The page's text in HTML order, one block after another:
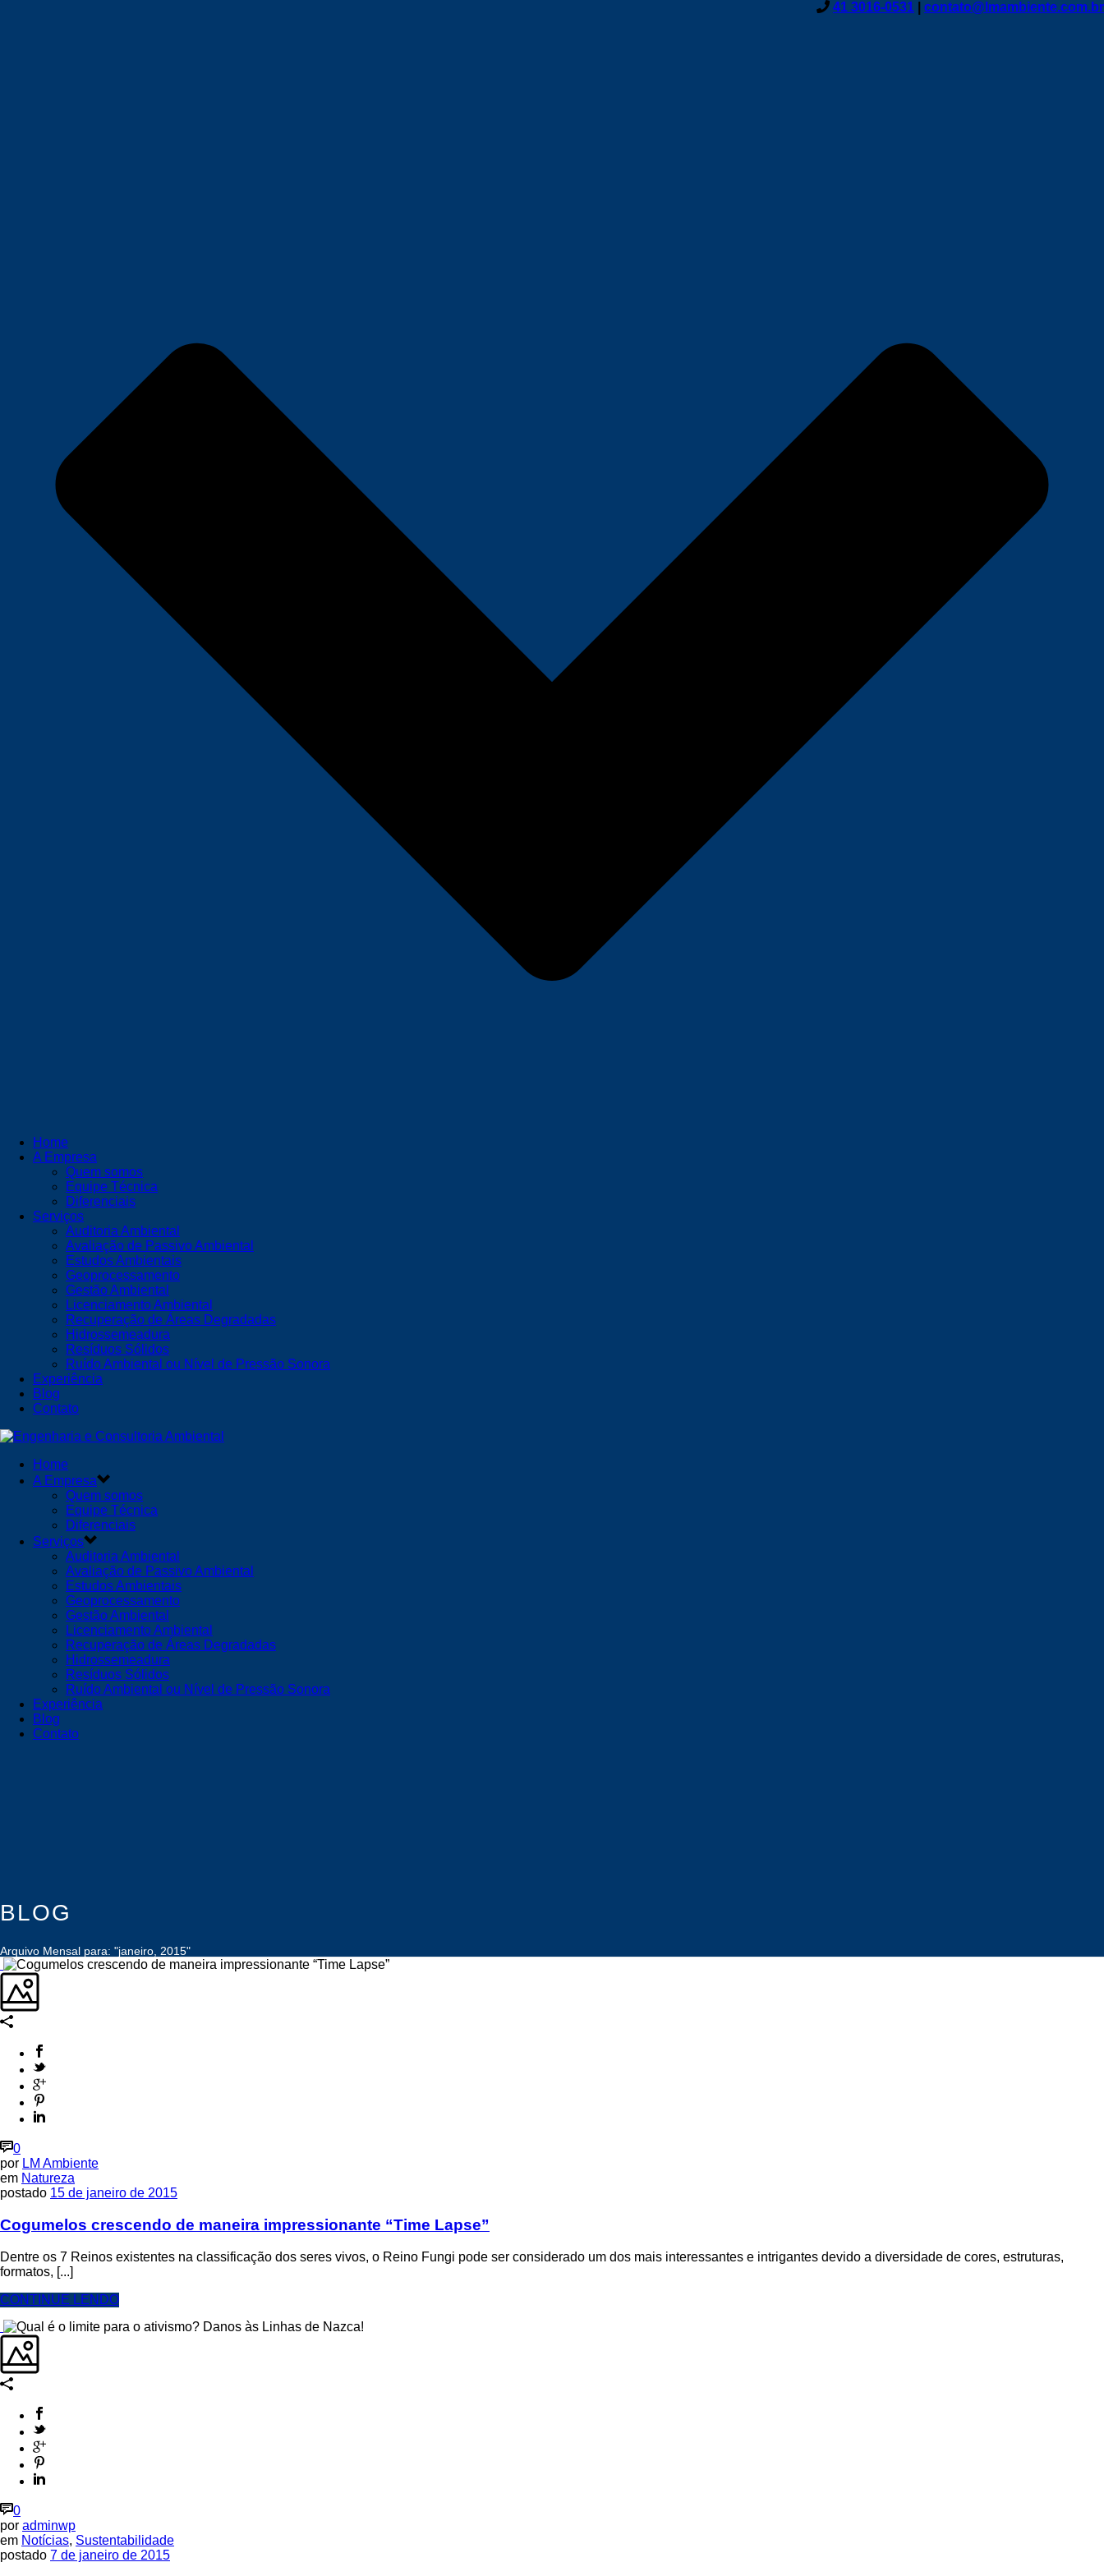
41 3016-0531 contato@lmambiente.com.br
Home
A Empresa
Quem somos
Equipe Técnica
Diferenciais
Serviços
Auditoria Ambiental
Avaliação de Passivo Ambiental
Estudos Ambientais
Geoprocessamento
Gestão Ambiental
Licenciamento Ambiental
Recuperação de Áreas Degradadas
Hidrossemeadura
Resíduos Sólidos
Ruído Ambiental ou Nível de Pressão Sonora
Experiência
Blog
Contato
Home
A Empresa
Quem somos
Equipe Técnica
Diferenciais
Serviços
Auditoria Ambiental
Avaliação de Passivo Ambiental
Estudos Ambientais
Geoprocessamento
Gestão Ambiental
Licenciamento Ambiental
Recuperação de Áreas Degradadas
Hidrossemeadura
Resíduos Sólidos
Ruído Ambiental ou Nível de Pressão Sonora
Experiência
Blog
Contato
BLOG
Arquivo Mensal para: "janeiro, 2015"
0
por LM Ambiente
em Natureza
postado 15 de janeiro de 2015
Cogumelos crescendo de maneira impressionante “Time Lapse”
Dentre os 7 Reinos existentes na classificação dos seres vivos, o Reino Fungi pode ser considerado um dos mais interessantes e intrigantes devido a diversidade de cores, estruturas,
formatos, [...]
CONTINUE LENDO
0
por adminwp
em Notícias, Sustentabilidade
postado 7 de janeiro de 2015